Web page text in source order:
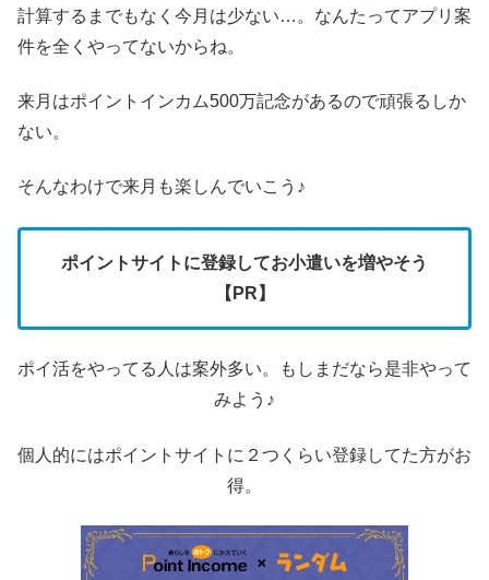
計算するまでもなく今月は少ない…。なんたってアプリ案
件を全くやってないからね。
来月はポイントインカム500万記念があるので頑張るしか
ない。
そんなわけで来月も楽しんでいこう♪
ポイントサイトに登録してお小遣いを増やそう
【PR】
ポイ活をやってる人は案外多い。もしまだなら是非やって
みよう♪
個人的にはポイントサイトに２つくらい登録してた方がお
得。